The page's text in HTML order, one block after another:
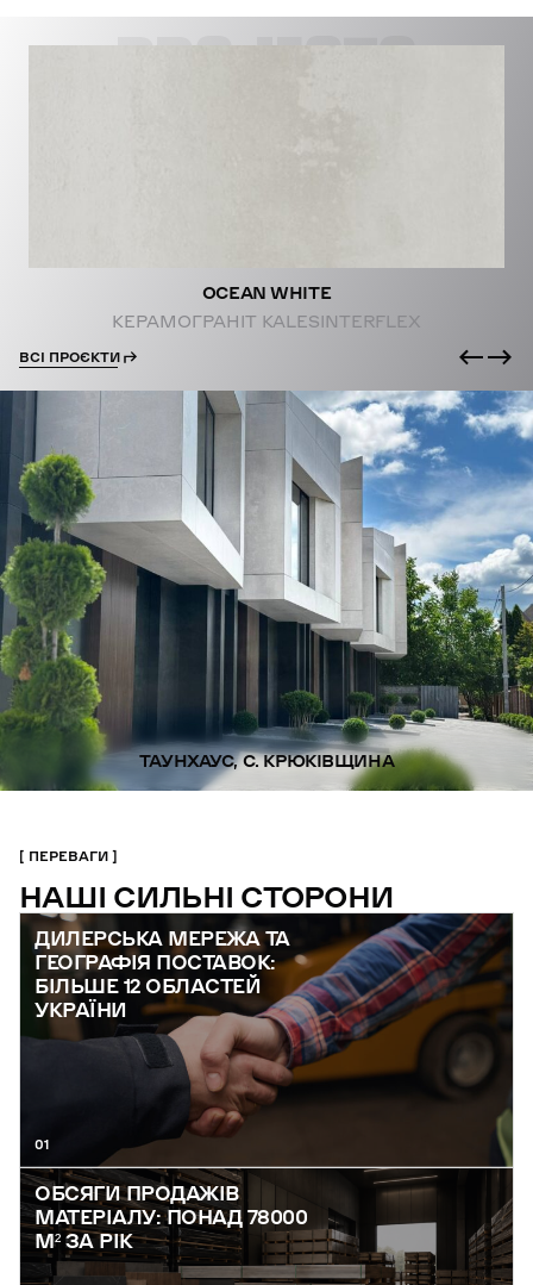
PROJECTS
OCEAN WHITE
КЕРАМОГРАНІТ KALESINTERFLEX
ВСІ ПРОЄКТИ
ТАУНХАУС, С. КРЮКІВЩИНА
ПЕРЕВАГИ
НАШІ СИЛЬНІ СТОРОНИ
ДИЛЕРСЬКА МЕРЕЖА ТА
ГЕОГРАФІЯ ПОСТАВОК:
БІЛЬШЕ 12 ОБЛАСТЕЙ
УКРАЇНИ
01
ОБСЯГИ ПРОДАЖІВ
МАТЕРІАЛУ: ПОНАД 78000
М² ЗА РІК